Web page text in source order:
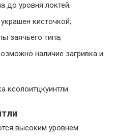
до уровня локтей;
кисточкой;
заячьего типа;
наличие загривка и
высоким уровнем